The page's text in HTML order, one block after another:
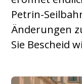
Petrin-
Änderungen
Sie Bescheid